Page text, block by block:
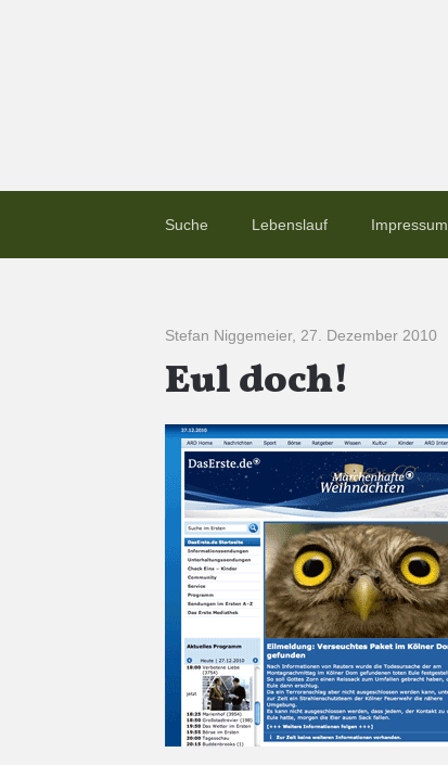
Suche Lebenslauf Impressum
Stefan Niggemeier, 27. Dezember 2010
Eul doch!